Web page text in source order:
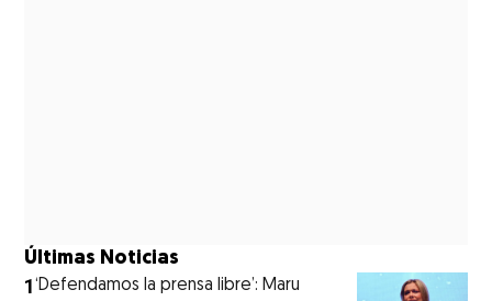
Últimas Noticias
1‘Defendamos la prensa libre’: Maru